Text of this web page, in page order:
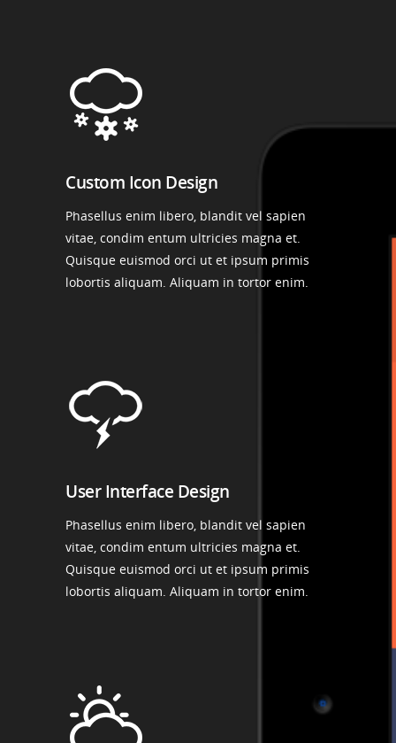
Custom Icon Design
Phasellus enim libero, blandit vel sapien
vitae, condim entum ultricies magna et.
Quisque euismod orci ut et ipsum primis
lobortis aliquam. Aliquam in tortor enim.
User Interface Design
Phasellus enim libero, blandit vel sapien
vitae, condim entum ultricies magna et.
Quisque euismod orci ut et ipsum primis
lobortis aliquam. Aliquam in tortor enim.